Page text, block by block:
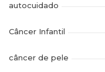
autocuidado
Câncer Infantil
câncer de pele